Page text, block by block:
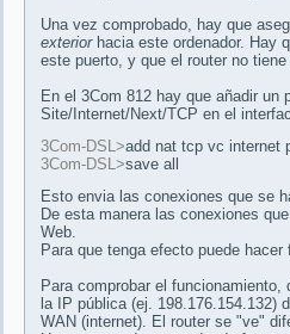
Una vez comprobado, hay que
exteriorhacia este ordenador. Hay
este puerto, y que el router no
En el 3Com 812 hay que añadir
Site/Internet/Next/TCP en el
3Com-DSL>add nat tcp vc internet
3Com-DSL>save all
Esto envia las conexiones que se
De esta manera las conexiones
Web.
Para que tenga efecto puede
Para comprobar el
la IP pública (ej. 198.176.154.132)
WAN (internet). El router se "ve"